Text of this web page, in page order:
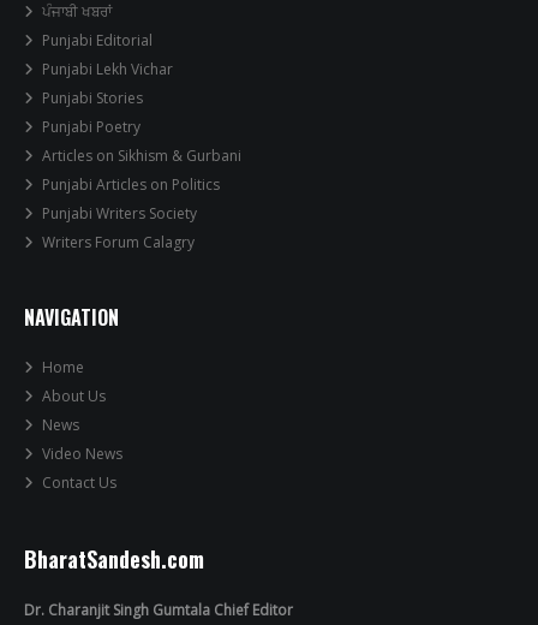
ਪੰਜਾਬੀ ਖਬਰਾਂ
Punjabi Editorial
Punjabi Lekh Vichar
Punjabi Stories
Punjabi Poetry
Articles on Sikhism & Gurbani
Punjabi Articles on Politics
Punjabi Writers Society
Writers Forum Calagry
NAVIGATION
Home
About Us
News
Video News
Contact Us
BharatSandesh.com
Dr. Charanjit Singh Gumtala Chief Editor